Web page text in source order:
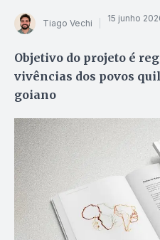
Tiago Vechi 15 junho
Objetivo do projeto é
vivências dos povos
goiano